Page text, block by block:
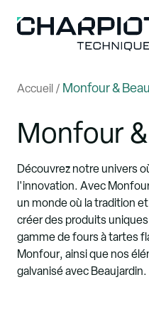
Accueil / Monfour &
Monfour
Découvrez notre univers
l'innovation. Avec
un monde où la tradition
créer des produits
gamme de fours à tartes
Monfour, ainsi que nos
galvanisé avec Beaujardin.